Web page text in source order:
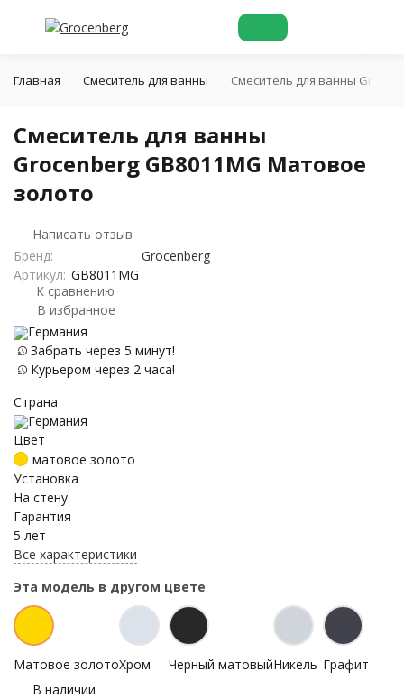
Главная Смеситель для ванны Смеситель для ванны
Смеситель для ванны
Grocenberg GB8011MG Матовое
золото
Написать отзыв
Бренд:
Grocenberg
Артикул: GB8011MG
К сравнению
В избранное
Германия
Забрать через 5 минут!
Курьером через 2 часа!
Страна
Германия
Цвет
матовое золото
Установка
На стену
Гарантия
5 лет
Все характеристики
Эта модель в другом цвете
Матовое золотоХром Черный матовыйНикель Графит
В наличии